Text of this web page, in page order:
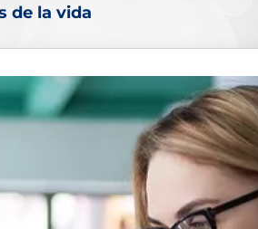
de la vida